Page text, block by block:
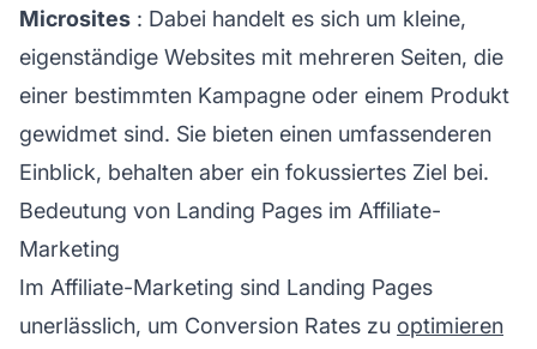
Microsites : Dabei handelt es sich um kleine,
eigenständige Websites mit mehreren Seiten, die
einer bestimmten Kampagne oder einem Produkt
gewidmet sind. Sie bieten einen umfassenderen
Einblick, behalten aber ein fokussiertes Ziel bei.
Bedeutung von Landing Pages im Affiliate-
Marketing
Im Affiliate-Marketing sind Landing Pages
unerlässlich, um Conversion Rates zu optimieren